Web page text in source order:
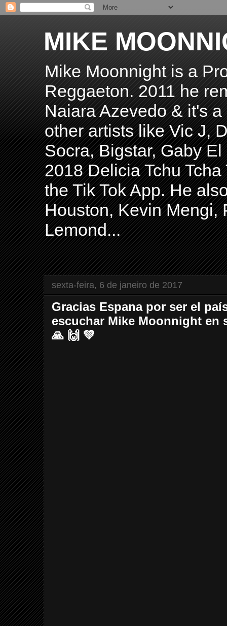
MIKE
Mike Moonnight is a
Reggaeton. 2011 he
Naiara Azevedo & it's
other artists like Vic J,
Socra, Bigstar, Gaby
2018 Delicia Tchu
the Tik Tok App. He
Houston, Kevin Mengi,
Lemond...
sexta-feira, 6 de janeiro de 2017
Gracias Espana por ser el
escuchar Mike Moonnight en
🙏 🙌 💚